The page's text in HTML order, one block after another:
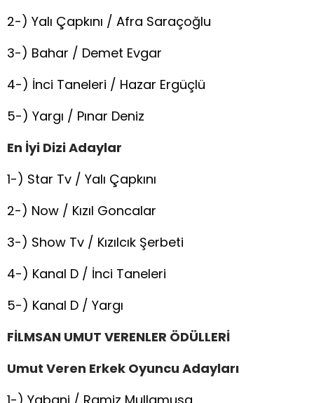
2-) Yalı Çapkını / Afra Saraçoğlu
3-) Bahar / Demet Evgar
4-) İnci Taneleri / Hazar Ergüçlü
5-) Yargı / Pınar Deniz
En İyi DiziAdaylar
1-) Star Tv / Yalı Çapkını
2-) Now / Kızıl Goncalar
3-) Show Tv / Kızılcık Şerbeti
4-) Kanal D / İnci Taneleri
5-) Kanal D / Yargı
FİLMSAN UMUT VERENLER ÖDÜLLERİ
Umut Veren Erkek Oyuncu Adayları